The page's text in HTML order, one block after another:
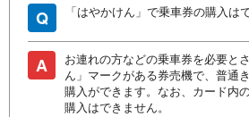
Q 「はやかけん」で乗車券の購入は
A
お連れの方などの乗車券を必要と
ん」マークがある券売機で、普通
購入ができます。なお、カード内
購入はできません。